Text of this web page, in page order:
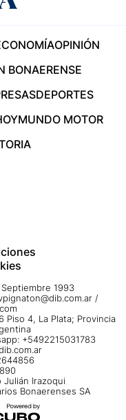
OPINIÓN
BONAERENSE
DEPORTES
MUNDO MOTOR
1993
/
Piso 4, La Plata; Provincia
+5492215031783
Julián Irazoqui
Bonaerenses SA